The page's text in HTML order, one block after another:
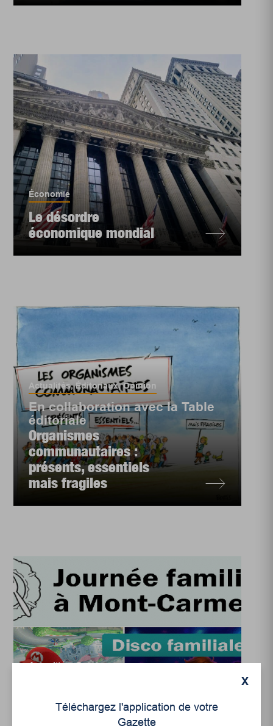
Économie
Le désordre
économique mondial
Actualités,Éditoriaux,Opinion
En collaboration avec la Table
éditoriale
Organismes
communautaires :
présents, essentiels
mais fragiles
Actualités,Opinion
Une journée familiale
pour soutenir un projet
X
Téléchargez l'application de votre
Gazette